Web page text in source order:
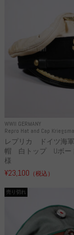
WWII GERMANY
Repro Hat and Cap
レプリカ ドイツ海
帽 白トップ Uボー
様
¥23,100 （税込）
売り切れ